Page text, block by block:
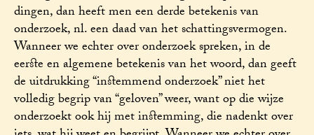
dingen, dan heeft men een derde betekenis van
onderzoek, nl. een daad van het schattingsvermogen.
Wanneer we echter over onderzoek spreken, in de
eerste en algemene betekenis van het woord, dan geeft
de uitdrukking “instemmend onderzoek” niet het
volledig begrip van “geloven” weer, want op die wijze
onderzoekt ook hij met instemming, die nadenkt over